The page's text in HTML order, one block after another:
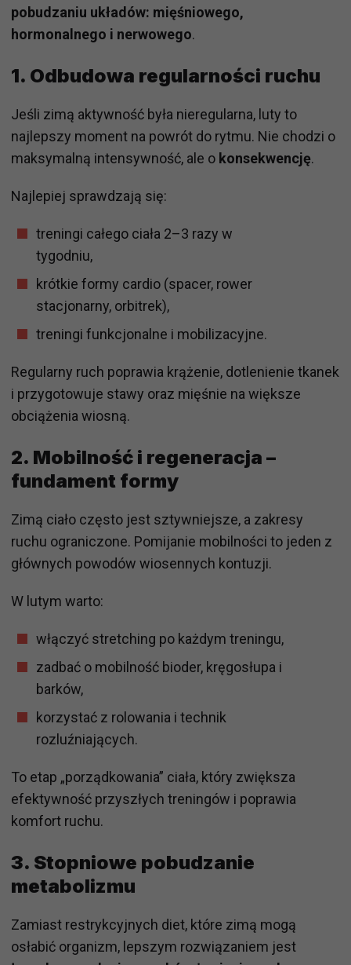
pobudzaniu układów: mięśniowego,
hormonalnego i nerwowego.
1. Odbudowa regularności ruchu
Jeśli zimą aktywność była nieregularna, luty to
najlepszy moment na powrót do rytmu. Nie chodzi o
maksymalną intensywność, ale o konsekwencję.
Najlepiej sprawdzają się:
treningi całego ciała 2–3 razy w
tygodniu,
krótkie formy cardio (spacer, rower
stacjonarny, orbitrek),
treningi funkcjonalne i mobilizacyjne.
Regularny ruch poprawia krążenie, dotlenienie tkanek
i przygotowuje stawy oraz mięśnie na większe
obciążenia wiosną.
2. Mobilność i regeneracja –
fundament formy
Zimą ciało często jest sztywniejsze, a zakresy
ruchu ograniczone. Pomijanie mobilności to jeden z
głównych powodów wiosennych kontuzji.
W lutym warto:
włączyć stretching po każdym treningu,
zadbać o mobilność bioder, kręgosłupa i
barków,
korzystać z rolowania i technik
rozluźniających.
To etap „porządkowania” ciała, który zwiększa
efektywność przyszłych treningów i poprawia
komfort ruchu.
3. Stopniowe pobudzanie
metabolizmu
Zamiast restrykcyjnych diet, które zimą mogą
osłabić organizm, lepszym rozwiązaniem jest